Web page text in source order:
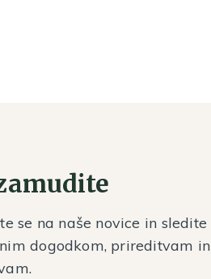
se na naše novice in sledite
dogodkom, prireditvam in